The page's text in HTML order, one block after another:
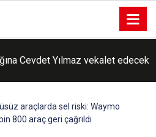
Cevdet Yılmaz vekalet edecek
Taşınımı Uyarısı
araçlarda sel riski: Waymo
800 araç geri çağrıldı